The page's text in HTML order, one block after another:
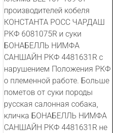
производителей кобеля
КОНСТАНТА РОСС ЧАРДАШ
РКФ 6081075R и суки
БОНАБЕЛЛЬ НИМФА
САНШАЙН РКФ 4481631R с
нарушением Положения РКФ
о племенной работе. Больше
пометов от суки породы
русская салонная собака,
кличка БОНАБЕЛЛЬ НИМФА
САНШАЙН РКФ 4481631R не